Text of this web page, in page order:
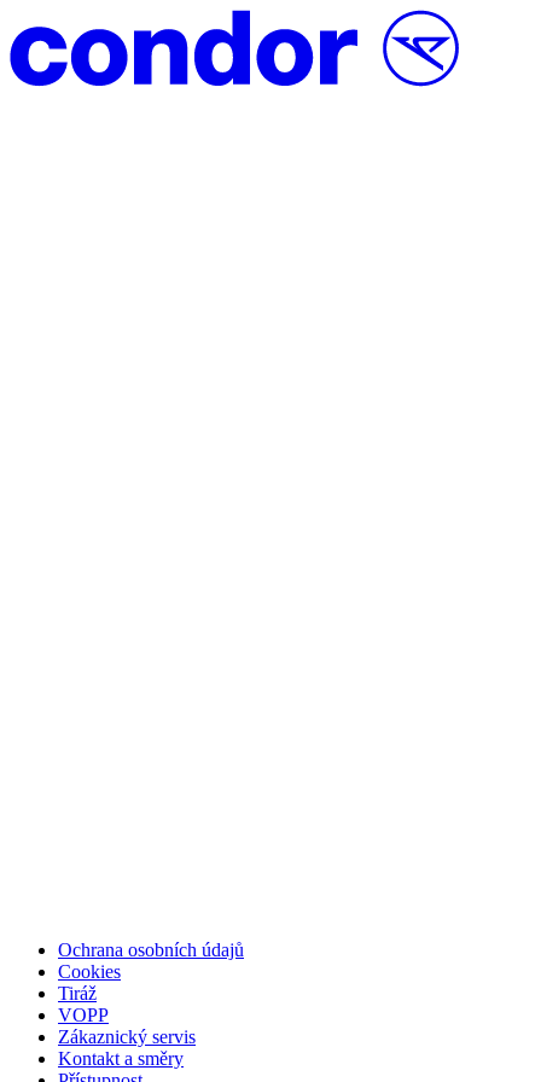
Ochrana osobních údajů
Cookies
Tiráž
VOPP
Zákaznický servis
Kontakt a směry